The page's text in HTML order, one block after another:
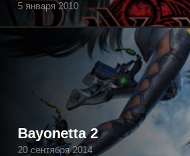
5 января 2010
Bayonetta 2
20 сентября 2014